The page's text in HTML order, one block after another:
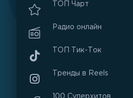
ТОП Чарт
Радио онлайн
ТОП Тик-Ток
Тренды в Reels
100 Суперхитов